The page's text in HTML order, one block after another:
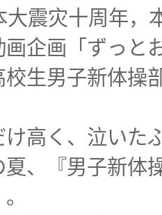
大震灾十周年，
画企画「ずっと
校生男子新体操
け高く、泣いた
夏、『男子新体